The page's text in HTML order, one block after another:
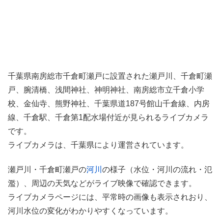
千葉県南房総市千倉町瀬戸に設置された瀬戸川、千倉町瀬
戸、腕清橋、浅間神社、神明神社、南房総市立千倉小学
校、金仙寺、熊野神社、千葉県道187号館山千倉線、内房
線、千倉駅、千倉第1配水場付近が見られるライブカメラ
です。
ライブカメラは、千葉県により運営されています。
瀬戸川・千倉町瀬戸の河川 の様子（水位・河川の流れ・氾
濫）、周辺の天気などがライブ映像で確認できます。
ライブカメラページには、平常時の画像も表示されおり、
河川水位の変化がわかりやすくなっています。